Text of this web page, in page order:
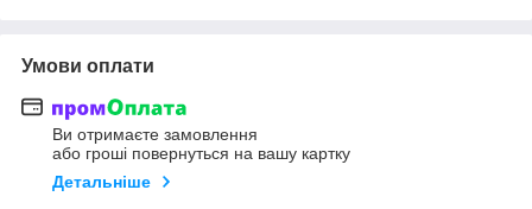
Умови оплати
Ви отримаєте замовлення
або гроші повернуться на вашу картку
Детальніше